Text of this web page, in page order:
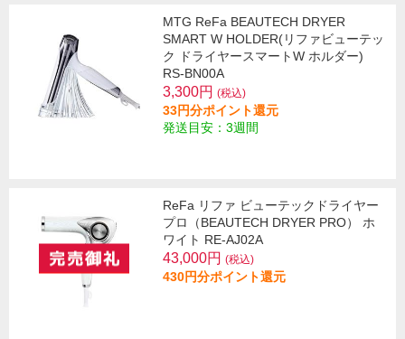
MTG ReFa BEAUTECH DRYER
SMART W HOLDER(リファビューテッ
ク ドライヤースマートW ホルダー)
RS-BN00A
3,300円 (税込)
33円分ポイント還元
発送目安：3週間
ReFa リファ ビューテックドライヤー
プロ（BEAUTECH DRYER PRO） ホ
ワイト RE-AJ02A
43,000円 (税込)
430円分ポイント還元